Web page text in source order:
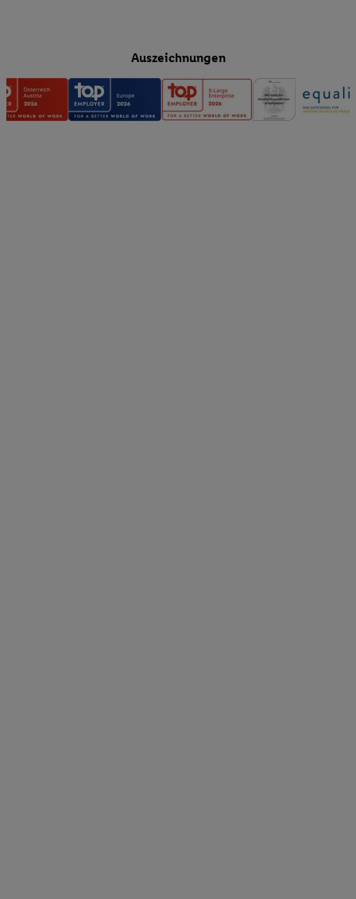
Auszeichnungen